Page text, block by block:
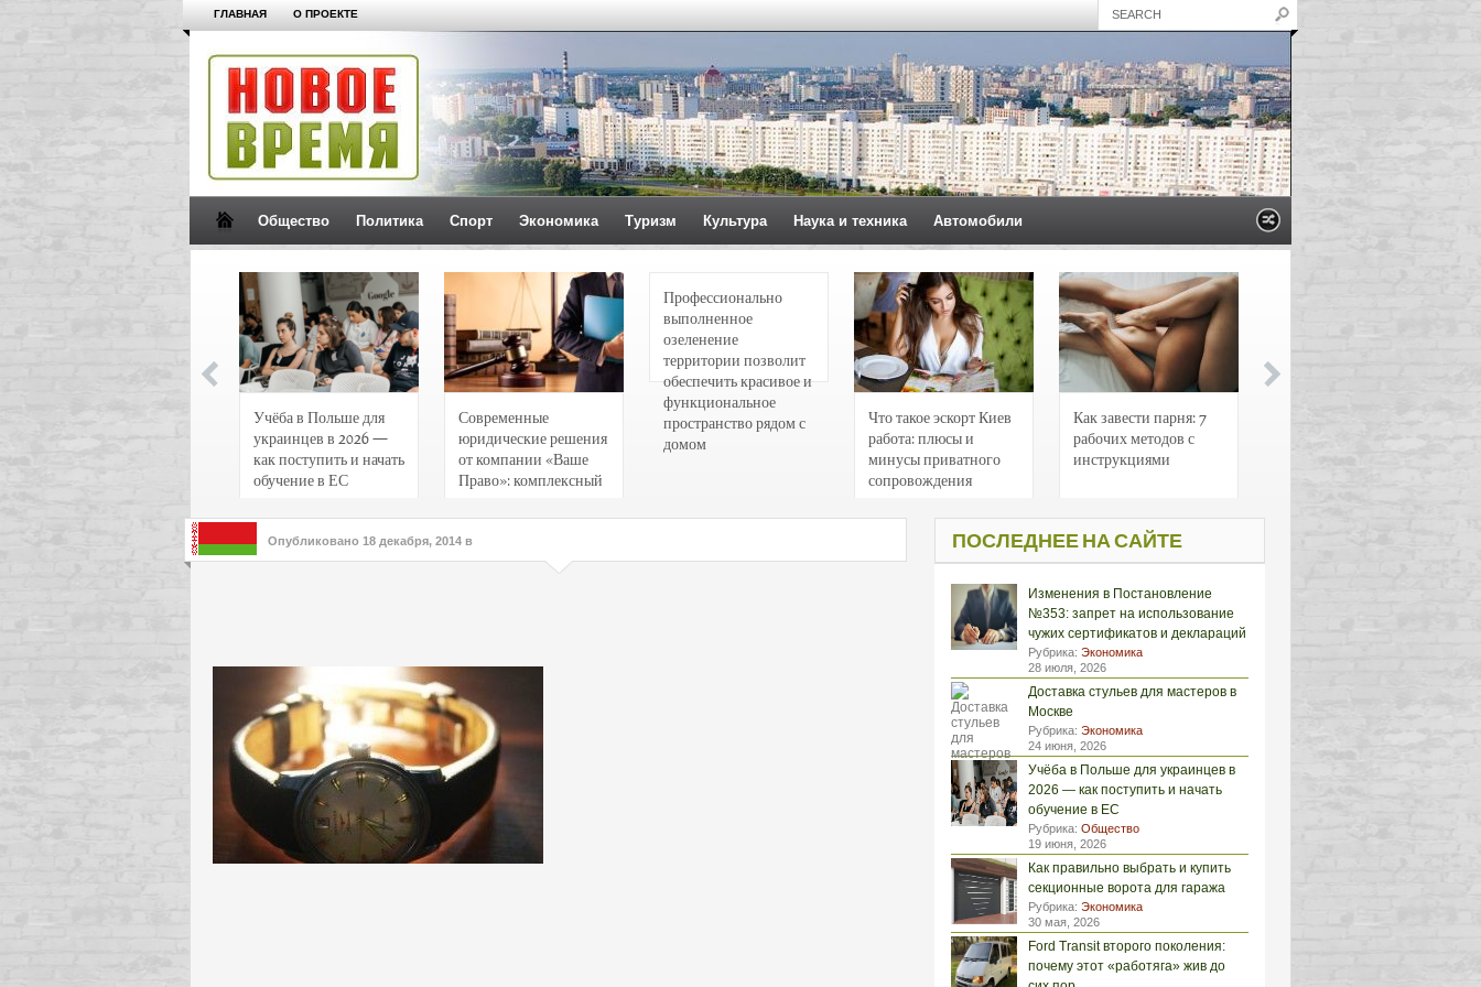
ГЛАВНАЯ О ПРОЕКТЕ
Общество Политика Спорт Экономика Туризм Культура Наука и техника Автомобили
Учёба в Польше для
украинцев в 2026 —
как поступить и начать
обучение в ЕС
Современные
юридические решения
от компании «Ваше
Право»: комплексный
интересов клиентов
Профессионально
выполненное
озеленение
территории позволит
обеспечить красивое и
функциональное
пространство рядом с
домом
Что такое эскорт Киев
работа: плюсы и
минусы приватного
сопровождения
Как завести парня: 7
рабочих методов с
инструкциями
Опубликовано 18 декабря, 2014 в ПОСЛЕДНЕЕ НА САЙТЕ
Изменения в Постановление
№353: запрет на использование
чужих сертификатов и деклараций
Рубрика: Экономика
28 июля, 2026
Доставка стульев для мастеров в
Москве
Рубрика: Экономика
24 июня, 2026
Учёба в Польше для украинцев в
2026 — как поступить и начать
обучение в ЕС
Рубрика: Общество
19 июня, 2026
Как правильно выбрать и купить
секционные ворота для гаража
Рубрика: Экономика
30 мая, 2026
Ford Transit второго поколения:
почему этот «работяга» жив до